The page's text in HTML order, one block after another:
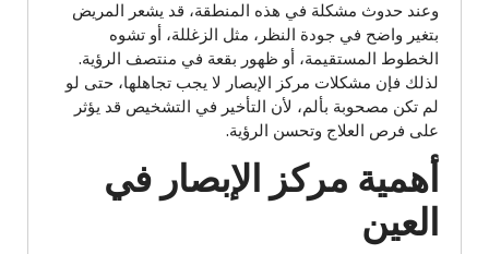
وعند حدوث مشكلة في هذه المنطقة، قد يشعر المريض
بتغير واضح في جودة النظر، مثل الزغللة، أو تشوه
الخطوط المستقيمة، أو ظهور بقعة في منتصف الرؤية.
لذلك فإن مشكلات مركز الإبصار لا يجب تجاهلها، حتى لو
لم تكن مصحوبة بألم، لأن التأخير في التشخيص قد يؤثر
على فرص العلاج وتحسن الرؤية.
أهمية مركز الإبصار في
العين